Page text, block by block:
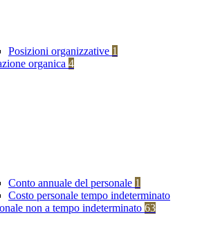
Posizioni organizzative 1
organica 4
Conto annuale del personale 1
Costo personale tempo indeterminato
non a tempo indeterminato 63